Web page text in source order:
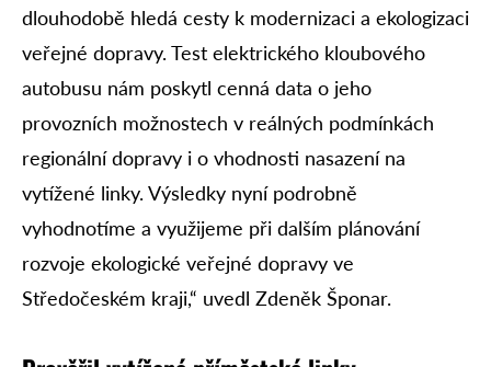
dlouhodobě hledá cesty k modernizaci a ekologizaci
veřejné dopravy. Test elektrického kloubového
autobusu nám poskytl cenná data o jeho
provozních možnostech v reálných podmínkách
regionální dopravy i o vhodnosti nasazení na
vytížené linky. Výsledky nyní podrobně
vyhodnotíme a využijeme při dalším plánování
rozvoje ekologické veřejné dopravy ve
Středočeském kraji,“ uvedl Zdeněk Šponar.